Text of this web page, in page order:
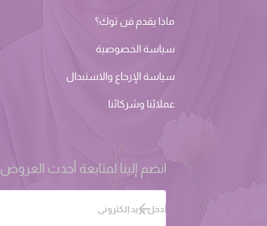
ماذا يقدم فن توك؟
سياسة الخصوصية
سياسة الإرجاع والاستبدال
عملائنا وشركائنا
انضم إلينا لمتابعة أحدث العروض